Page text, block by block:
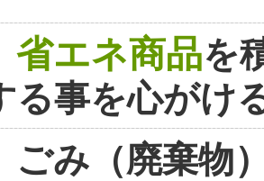
省エネ商品を
る事を心がけ
ごみ（廃棄物